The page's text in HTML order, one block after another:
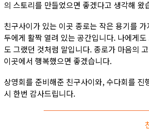
의 스토리를 만들었으면 좋겠다고 생각해 왔
친구사이가 있는 이곳 종로는 작은 용기를
두에게 활짝 열려 있는 공간입니다. 나에게
도 그랬던 것처럼 말입니다. 종로가 마음의
이곳에서 행복했으면 좋겠습니다.
상영회를 준비해준 친구사이와, 수다회를 진
시 한번 감사드립니다.